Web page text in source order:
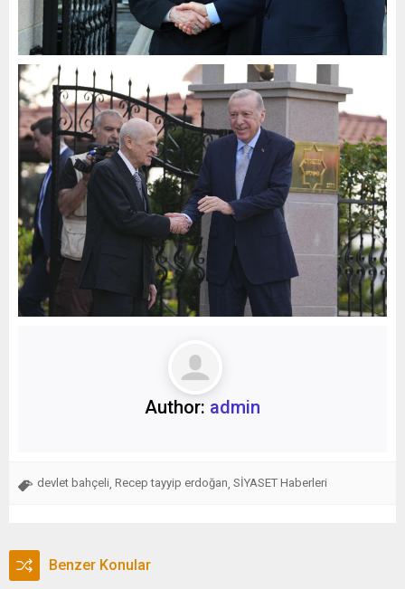
Author: admin
devlet bahçeli Recep tayyip erdoğan SİYASET Haberleri
Benzer Konular